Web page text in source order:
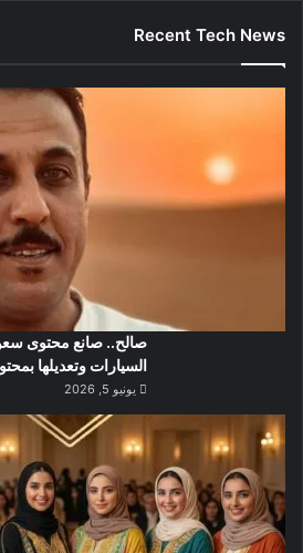
Recent Tech News
صالح.. صانع محتوى
السيارات وتعديلها
يونيو 5, 2026